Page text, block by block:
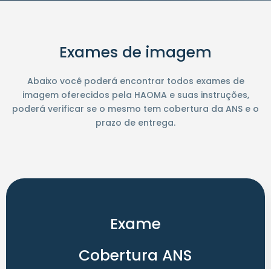
Exames de imagem
Abaixo você poderá encontrar todos exames de
imagem oferecidos pela HAOMA e suas instruções,
poderá verificar se o mesmo tem cobertura da ANS e o
prazo de entrega.
Exame
Cobertura ANS